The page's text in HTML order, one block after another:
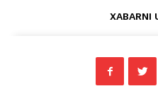
XABARNI